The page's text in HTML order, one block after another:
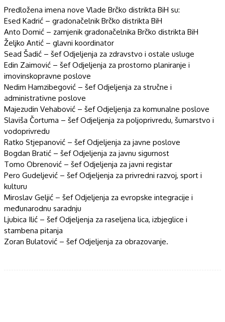
Predložena imena nove Vlade Brčko distrikta BiH su:
Esed Kadrić – gradonačelnik Brčko distrikta BiH
Anto Domić – zamjenik gradonačelnika Brčko distrikta BiH
Željko Antić – glavni koordinator
Sead Šadić – šef Odjeljenja za zdravstvo i ostale usluge
Edin Zaimović – šef Odjeljenja za prostorno planiranje i
imovinskopravne poslove
Nedim Hamzibegović – šef Odjeljenja za stručne i
administrativne poslove
Majezudin Vehabović – šef Odjeljenja za komunalne poslove
Slaviša Čortuma – šef Odjeljenja za poljoprivredu, šumarstvo i
vodoprivredu
Ratko Stjepanović – šef Odjeljenja za javne poslove
Bogdan Bratić – šef Odjeljenja za javnu sigurnost
Tomo Obrenović – šef Odjeljenja za javni registar
Pero Gudeljević – šef Odjeljenja za privredni razvoj, sport i
kulturu
Miroslav Geljić – šef Odjeljenja za evropske integracije i
međunarodnu saradnju
Ljubica Ilić – šef Odjeljenja za raseljena lica, izbjeglice i
stambena pitanja
Zoran Bulatović – šef Odjeljenja za obrazovanje.